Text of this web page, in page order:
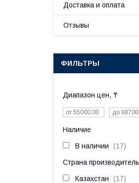
Доставка и оплата
Отзывы
ФИЛЬТРЫ
Диапазон цен, ₸
Наличие
В наличии 17
Страна производитель
Казахстан 17